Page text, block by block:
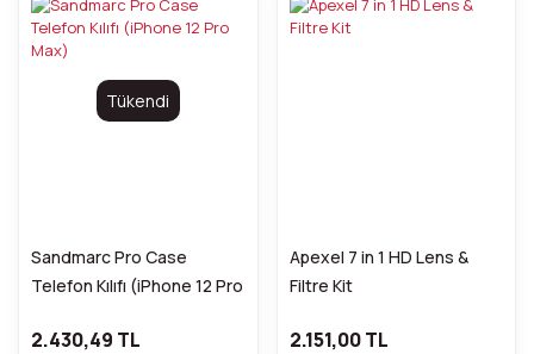
Tükendi
Sandmarc Pro Case
Telefon Kılıfı (iPhone 12 Pro
2.430,49 TL
Apexel 7 in 1 HD Lens &
Filtre Kit
2.151,00 TL